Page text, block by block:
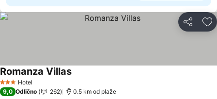
Deli
3 Zvezdice
Hotel
Romanza Villas
9,0 Odlično 262 0.5 km od plaže